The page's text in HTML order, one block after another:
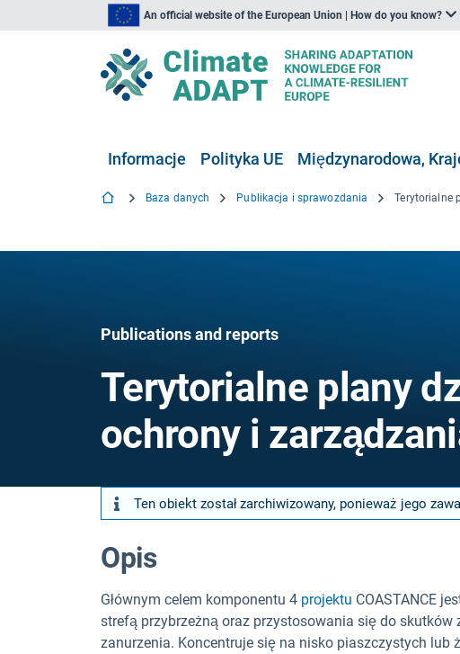
An official website of the European Union | How do you know?
Informacje Polityka UE Międzynarodowa,
Baza danych Publikacja i sprawozdania
Publications and reports
Terytorialne plany
ochrony i
Ten obiekt został zarchiwizowany, ponieważ jego
Opis
Głównym celem komponentu 4 projektu COASTANCE
strefą przybrzeżną oraz przystosowania się do
zanurzenia. Koncentruje się na nisko piaszczystych lub